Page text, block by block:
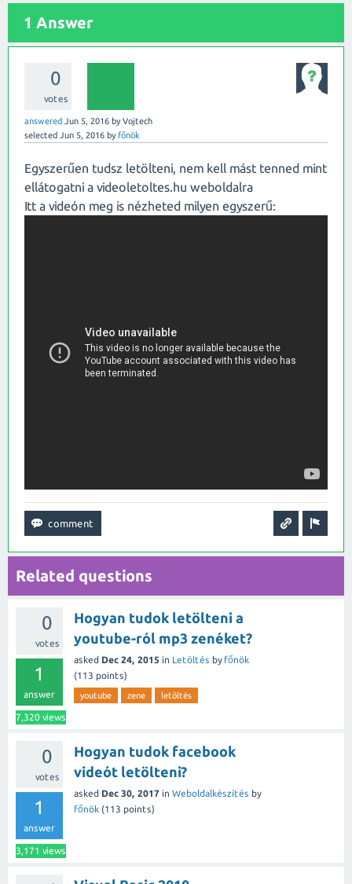
1 Answer
0
votes
answered Jun 5, 2016 byVojtech
selected Jun 5, 2016 byfőnök
Egyszerűen tudsz letölteni, nem kell mást tenned mint
ellátogatni a videoletoltes.hu weboldalra
Itt a videón meg is nézheted milyen egyszerű:
Related questions
0
votes
1
answer
7,320 views
Hogyan tudok letölteni a
youtube-ról mp3 zenéket?
asked Dec 24, 2015 in Letöltés by főnök
(113 points)
youtube zene letöltés
0
votes
1
answer
3,171 views
Hogyan tudok facebook
videót letölteni?
asked Dec 30, 2017 in Weboldalkészítés by
főnök (113 points)